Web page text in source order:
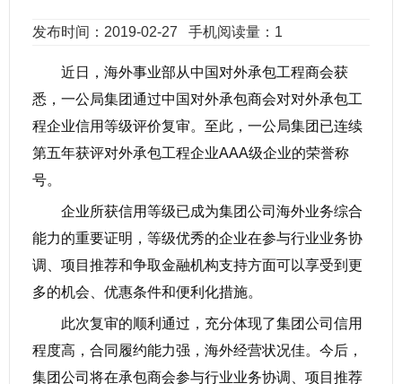
发布时间：2019-02-27 手机阅读量：1
近日，海外事业部从中国对外承包工程商会获
悉，一公局集团通过中国对外承包商会对对外承包工
程企业信用等级评价复审。至此，一公局集团已连续
第五年获评对外承包工程企业AAA级企业的荣誉称
号。
企业所获信用等级已成为集团公司海外业务综合
能力的重要证明，等级优秀的企业在参与行业业务协
调、项目推荐和争取金融机构支持方面可以享受到更
多的机会、优惠条件和便利化措施。
此次复审的顺利通过，充分体现了集团公司信用
程度高，合同履约能力强，海外经营状况佳。今后，
集团公司将在承包商会参与行业业务协调、项目推荐